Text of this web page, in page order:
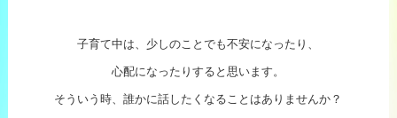
子育て中は、少しのことでも不安になったり、
心配になったりすると思います。
そういう時、誰かに話したくなることはありませんか？